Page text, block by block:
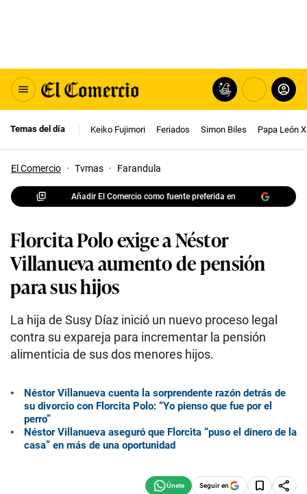
Temas del día Keiko Fujimori Feriados Simon Biles Papa León
El Comercio · Tvmas · Farandula
Añadir El Comercio como fuente preferida en
Florcita Polo exige a Néstor
Villanueva aumento de pensión
para sus hijos
La hija de Susy Díaz inició un nuevo proceso legal
contra su expareja para incrementar la pensión
alimenticia de sus dos menores hijos.
Néstor Villanueva cuenta la sorprendente razón detrás de
su divorcio con Florcita Polo: “Yo pienso que fue por el
perro”
Néstor Villanueva aseguró que Florcita “puso el dinero de la
casa” en más de una oportunidad
Seguir en